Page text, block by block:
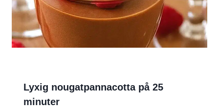
Lyxig nougatpannacotta på 25
minuter